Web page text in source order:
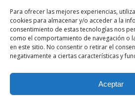
Para ofrecer las mejores experiencias,
cookies para almacenar y/o acceder a la
consentimiento de estas tecnologías nos
como el comportamiento de navegación o
en este sitio. No consentir o retirar el
negativamente a ciertas características y
Aceptar
trámite de admisión en el
cual, de decidirse aquélla, se
30 días para la interposición del
Hasta aquí las diferencias de
algunas menores como que la